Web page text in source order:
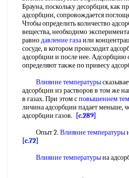
Брауна, поскольку десорбция, как
адсорбции, сопровождается
Чтобы определить количество
вещества, необходимо
равнодавление газаили
сосуде, в котором происходит
адсорбции и после нее. Адсорбцию
определяют также по привесу
Влияние температуры
адсорбции из растворов в том же
в газах. При этом сповышением
личина адсорбции падает меньше,
адсорбции газов.
[c.289]
Опыт 2. Влияние температуры
[c.72]
Влияние температурына